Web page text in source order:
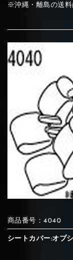
④Brown
⑦Blue
サブ生地は下記
①Beige
④Brown
⑦Blue
赤く塗
くださ
刺繍は下記21種
①Beige
④Brown
ください
刺繍は下記21
①Black
赤く塗
ください
刺繍は下記21
①Black
④Beige
※沖縄・離島の送料
商品番号：4040
シートカバー:オプ